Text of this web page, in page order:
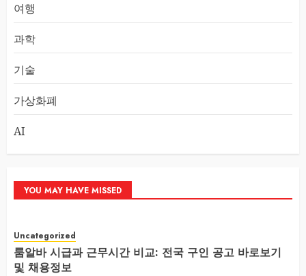
여행
과학
기술
가상화폐
AI
YOU MAY HAVE MISSED
Uncategorized
룸알바 시급과 근무시간 비교: 전국 구인 공고 바로보기
및 채용정보